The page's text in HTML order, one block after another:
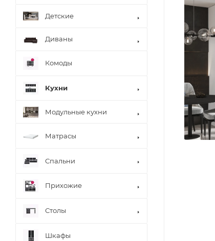
Детские
Диваны
Комоды
Кухни
Модульные кухни
Матрасы
Спальни
Прихожие
Столы
Шкафы